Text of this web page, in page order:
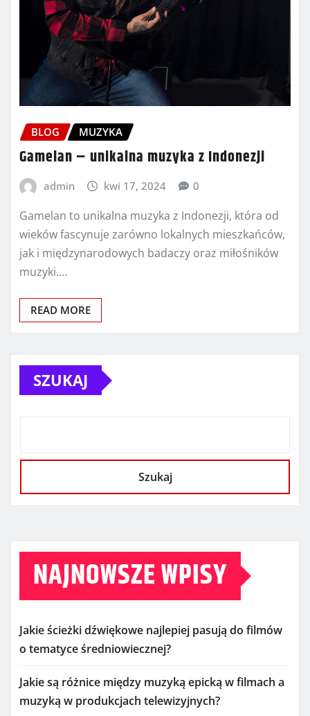
BLOG MUZYKA
Gamelan – unikalna muzyka z Indonezji
admin kwi 17, 2024 0
Gamelan to unikalna muzyka z Indonezji, która od
wieków fascynuje zarówno lokalnych mieszkańców,
jak i międzynarodowych badaczy oraz miłośników
muzyki.…
READ MORE
SZUKAJ
Szukaj
NAJNOWSZE WPISY
Jakie ścieżki dźwiękowe najlepiej pasują do filmów
o tematyce średniowiecznej?
Jakie są różnice między muzyką epicką w filmach a
muzyką w produkcjach telewizyjnych?